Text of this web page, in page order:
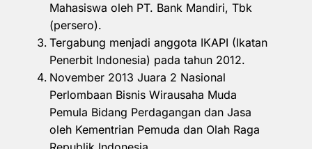
Mahasiswa oleh PT. Bank Mandiri, Tbk
(persero).
Tergabung menjadi anggota IKAPI (Ikatan
Penerbit Indonesia) pada tahun 2012.
November 2013 Juara 2 Nasional
Perlombaan Bisnis Wirausaha Muda
Pemula Bidang Perdagangan dan Jasa
oleh Kementrian Pemuda dan Olah Raga